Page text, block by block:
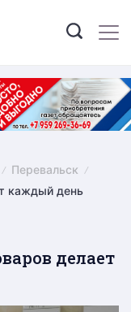
Перевальск
каждый день
делает